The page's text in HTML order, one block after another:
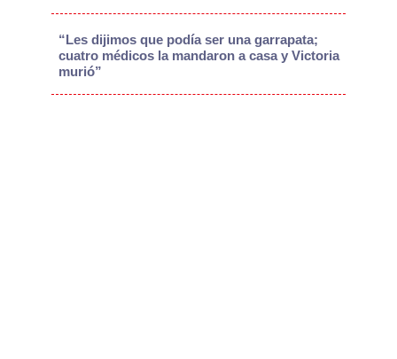
“Les dijimos que podía ser una garrapata;
cuatro médicos la mandaron a casa y Victoria
murió”